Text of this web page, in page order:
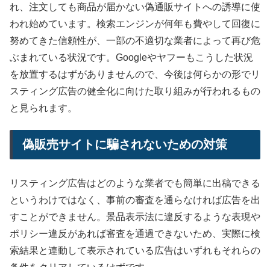
れ、注文しても商品が届かない偽通販サイトへの誘導に使
われ始めています。検索エンジンが何年も費やして回復に
努めてきた信頼性が、一部の不適切な業者によって再び危
ぶまれている状況です。Googleやヤフーもこうした状況
を放置するはずがありませんので、今後は何らかの形でリ
スティング広告の健全化に向けた取り組みが行われるもの
と見られます。
偽販売サイトに騙されないための対策
リスティング広告はどのような業者でも簡単に出稿できる
というわけではなく、事前の審査を通らなければ広告を出
すことができません。景品表示法に違反するような表現や
ポリシー違反があれば審査を通過できないため、実際に検
索結果と連動して表示されている広告はいずれもそれらの